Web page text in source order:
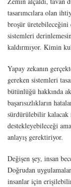
tasarımcılara olan
broşür
sistemleri
kaldırmıyor. Kimin
Yapay zekanın
gereken sistemleri
bütünlüğü hakkında
başarısızlıkların
sürdürülebilir kalacak
destekleyebileceği
anlayış gerektiriyor.
Değişen şey, insan
Doğrudan
insanlar için